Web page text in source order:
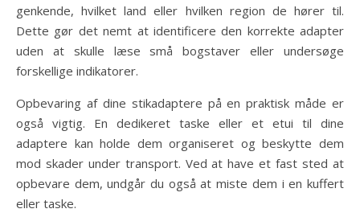
genkende, hvilket land eller hvilken region de hører til.
Dette gør det nemt at identificere den korrekte adapter
uden at skulle læse små bogstaver eller undersøge
forskellige indikatorer.
Opbevaring af dine stikadaptere på en praktisk måde er
også vigtig. En dedikeret taske eller et etui til dine
adaptere kan holde dem organiseret og beskytte dem
mod skader under transport. Ved at have et fast sted at
opbevare dem, undgår du også at miste dem i en kuffert
eller taske.